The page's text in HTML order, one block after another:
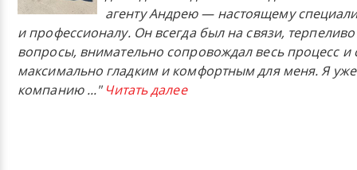
агенту Андрею — настоящему
и профессионалу. Он всегда был на связи,
вопросы, внимательно сопровождал весь процесс и
максимально гладким и комфортным для меня. Я
компанию..." Читать далее